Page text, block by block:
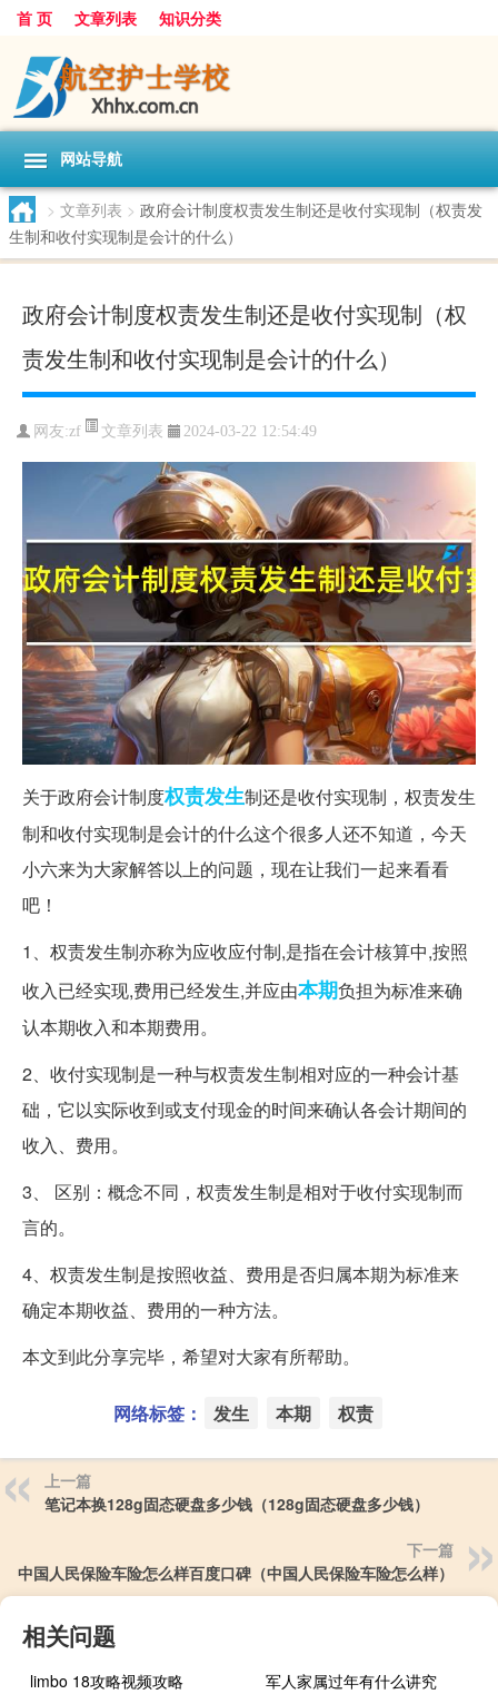
首 页 文章列表 知识分类
网站导航
> 文章列表 > 政府会计制度权责发生制还是收付实现制（权责发
生制和收付实现制是会计的什么）
政府会计制度权责发生制还是收付实现制（权
责发生制和收付实现制是会计的什么）
网友:zf 文章列表 2024-03-22 12:54:49
关于政府会计制度权责发生制还是收付实现制，权责发生
制和收付实现制是会计的什么这个很多人还不知道，今天
小六来为大家解答以上的问题，现在让我们一起来看看
吧！
1、权责发生制亦称为应收应付制,是指在会计核算中,按照
收入已经实现,费用已经发生,并应由本期负担为标准来确
认本期收入和本期费用。
2、收付实现制是一种与权责发生制相对应的一种会计基
础，它以实际收到或支付现金的时间来确认各会计期间的
收入、费用。
3、 区别：概念不同，权责发生制是相对于收付实现制而
言的。
4、权责发生制是按照收益、费用是否归属本期为标准来
确定本期收益、费用的一种方法。
本文到此分享完毕，希望对大家有所帮助。
网络标签： 发生 本期 权责
上一篇
笔记本换128g固态硬盘多少钱（128g固态硬盘多少钱）
下一篇
中国人民保险车险怎么样百度口碑（中国人民保险车险怎么样）
相关问题
limbo 18攻略视频攻略
军人家属过年有什么讲究